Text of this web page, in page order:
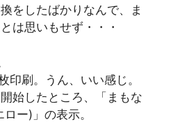
をしたばかりなんで、ま
は思いもせず・・・
印刷。うん、いい感じ。
始したところ、「まもな
ー)」の表示。